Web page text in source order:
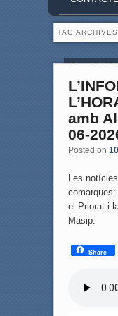
TAG
Page 1 of 2
amb
06-
Posted on
Les
comarques:
el Priorat i
Masip.
Share